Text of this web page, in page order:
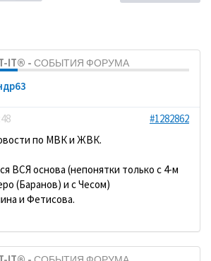
IT® - СОБЫТИЯ ФОРУМА
#1282862
по МВК и ЖВК.
ВСЯ основа (непонятки только с 4-м
(Баранов) и с Чесом)
и Фетисова.